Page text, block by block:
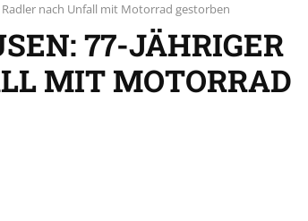
nach Unfall mit Motorrad gestorben
77-JÄHRIGER
MIT MOTORRAD